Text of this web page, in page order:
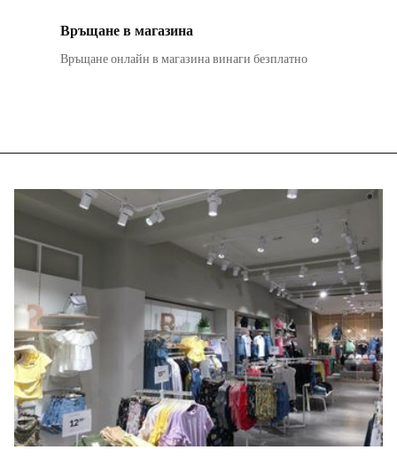
Връщане в магазина
Връщане онлайн в магазина винаги безплатно